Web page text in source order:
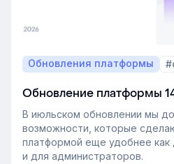
Обновления платформы
Обновление платформы
В июльском обновлении мы
возможности, которые
платформой еще удобнее как
и для администраторов.